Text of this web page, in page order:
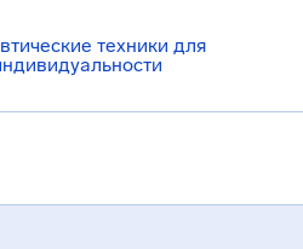
техники для